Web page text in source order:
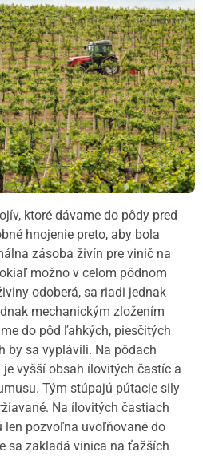
ktoré dávame do pôdy pred
hnojenie preto, aby bola
zásoba živín pre vinič na
možno v celom pôdnom
odoberá, sa riadi jednak
mechanickým zložením
do pôd ľahkých, piesčitých
by sa vyplávili. Na pôdach
vyšší obsah ílovitých častíc a
Tým stúpajú pútacie sily
Na ílovitých častiach
len pozvoľna uvoľňované do
sa zakladá vinica na ťažších